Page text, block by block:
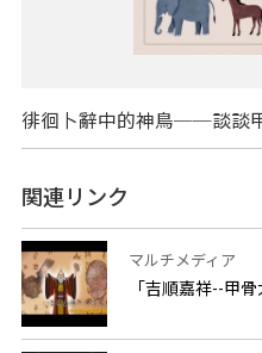
徘徊卜辭中的神鳥──談談
関連リンク
マルチメディア
「吉順嘉祥--甲